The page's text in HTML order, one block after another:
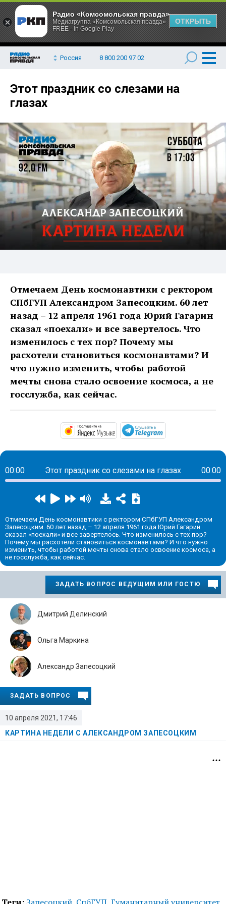
Россия 8 800 200 97 02
Этот праздник со слезами на
глазах
Отмечаем День космонавтики с ректором
СПбГУП Александром Запесоцким. 60 лет
назад – 12 апреля 1961 года Юрий Гагарин
сказал «поехали» и все завертелось. Что
изменилось с тех пор? Почему мы
расхотели становиться космонавтами? И
что нужно изменить, чтобы работой
мечты снова стало освоение космоса, а не
госслужба, как сейчас.
https://music.yandex.ru/
00:00 Этот праздник со слезами на глазах 00:00
Отмечаем День космонавтики с ректором СПбГУП Александром
Запесоцким. 60 лет назад – 12 апреля 1961 года Юрий Гагарин
сказал «поехали» и все завертелось. Что изменилось с тех пор?
Почему мы расхотели становиться космонавтами? И что нужно
изменить, чтобы работой мечты снова стало освоение космоса, а
не госслужба, как сейчас.
ЗАДАТЬ ВОПРОС ВЕДУЩИМ ИЛИ ГОСТЮ
10 апреля 2021, 17:46
КАРТИНА НЕДЕЛИ С АЛЕКСАНДРОМ ЗАПЕСОЦКИМ
Дмитрий Делинский
Ольга Маркина
Александр Запесоцкий
ЗАДАТЬ ВОПРОС
Радио «Комсомольская правда»
Медиагруппа «Комсомольская правда»
FREE - In Google Play
ОТКРЫТЬ